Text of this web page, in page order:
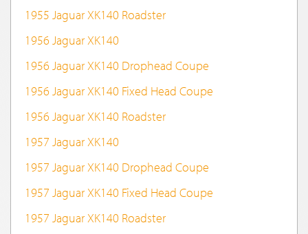
1955 Jaguar XK140 Roadster
1956 Jaguar XK140
1956 Jaguar XK140 Drophead Coupe
1956 Jaguar XK140 Fixed Head Coupe
1956 Jaguar XK140 Roadster
1957 Jaguar XK140
1957 Jaguar XK140 Drophead Coupe
1957 Jaguar XK140 Fixed Head Coupe
1957 Jaguar XK140 Roadster